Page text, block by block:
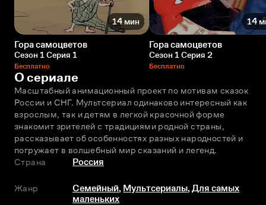
14 мин
Гора самоцветов
Сезон 1 Серия 1
Бесплатно
14
Гора самоцветов
Сезон 1 Серия 2
Бесплатно
О сериале
Масштабный анимационный проект по мотивам сказок
России и СНГ. Мультсериал одинаково интересный как
взрослым, так и детям в легкой красочной форме
знакомит зрителей с традициями родной страны,
рассказывает об особенностях разных народностей и
погружает в волшебный мир сказаний и легенд.
Страна
Россия
Жанр Семейный, Мультсериалы,Для самых
маленьких